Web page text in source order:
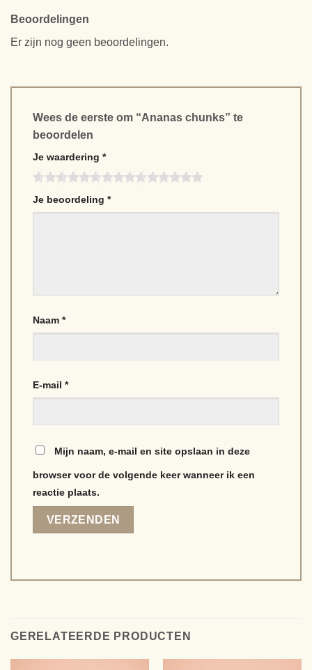
Beoordelingen
Er zijn nog geen beoordelingen.
Wees de eerste om “Ananas chunks” te
beoordelen
Je waardering *
Je beoordeling *
Naam *
E-mail *
Mijn naam, e-mail en site opslaan in deze
browser voor de volgende keer wanneer ik een
reactie plaats.
GERELATEERDE PRODUCTEN